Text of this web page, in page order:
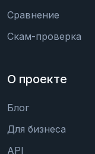
Сравнение
Скам-проверка
О проекте
Блог
Для бизнеса
API